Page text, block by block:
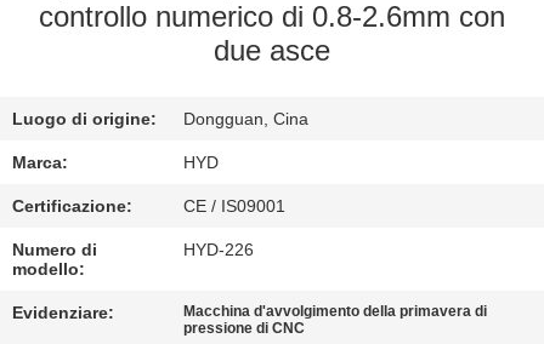
CONTROLLO
CONTATTICI
NOTIZIE
RICHIEDA
controllo numerico di 0.8-2.6mm con
due asce
Luogo di origine: Dongguan, Cina
Marca: HYD
Certificazione: CE / IS09001
Numero di
modello:
HYD-226
Evidenziare:
Macchina d'avvolgimento della primavera di
pressione di CNC